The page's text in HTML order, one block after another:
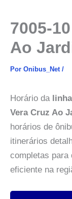
7005-
Ao
Por Onibus_Net /
Horário da
Vera Cruz Ao
horários de
itinerários
completas para
eficiente na